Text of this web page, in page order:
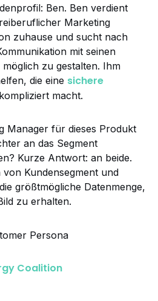
Ben. Ben verdient
Marketing
zuhause und sucht nach
mit seinen
zu gestalten. Ihm
die eine sichere
macht.
Manager für dieses Produkt
an das Segment
Kurze Antwort: an beide.
Kundensegment und
größtmögliche Datenmenge,
zu erhalten.
Coalition